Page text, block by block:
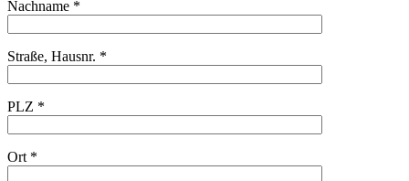
Nachname *
Straße, Hausnr. *
PLZ *
Ort *